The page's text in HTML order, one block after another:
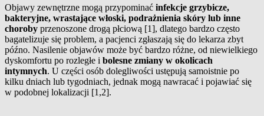
Objawy zewnętrzne mogą przypominać infekcje grzybicze,
bakteryjne, wrastające włoski, podrażnienia skóry lub inne
choroby przenoszone drogą płciową [1], dlatego bardzo często
bagatelizuje się problem, a pacjenci zgłaszają się do lekarza zbyt
późno. Nasilenie objawów może być bardzo różne, od niewielkiego
dyskomfortu po rozległe i bolesne zmiany w okolicach
intymnych. U części osób dolegliwości ustępują samoistnie po
kilku dniach lub tygodniach, jednak mogą nawracać i pojawiać się
w podobnej lokalizacji [1,2].